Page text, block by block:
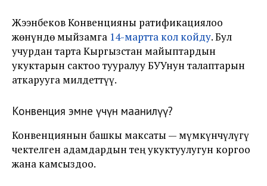
Жээнбеков Конвенцияны ратификациялоо
жөнүндө мыйзамга 14-мартта кол койду. Бул
учурдан тарта Кыргызстан майыптардын
укуктарын сактоо тууралуу БУУнун талаптарын
аткарууга милдеттүү.
Конвенция эмне үчүн маанилүү?
Конвенциянын башкы максаты — мүмкүнчүлүгү
чектелген адамдардын тең укуктуулугун коргоо
жана камсыздоо.